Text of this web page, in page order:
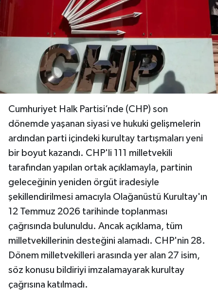
Cumhuriyet Halk Partisi’nde (CHP) son
dönemde yaşanan siyasi ve hukuki gelişmelerin
ardından parti içindeki kurultay tartışmaları yeni
bir boyut kazandı. CHP'li 111 milletvekili
tarafından yapılan ortak açıklamayla, partinin
geleceğinin yeniden örgüt iradesiyle
şekillendirilmesi amacıyla Olağanüstü Kurultay'ın
12 Temmuz 2026 tarihinde toplanması
çağrısında bulunuldu. Ancak açıklama, tüm
milletvekillerinin desteğini alamadı. CHP'nin 28.
Dönem milletvekilleri arasında yer alan 27 isim,
söz konusu bildiriyi imzalamayarak kurultay
çağrısına katılmadı.